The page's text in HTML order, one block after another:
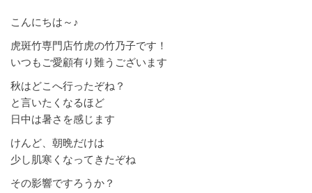
こんにちは～♪
虎斑竹専門店竹虎の竹乃子です！
いつもご愛顧有り難うございます
秋はどこへ行ったぞね？
と言いたくなるほど
日中は暑さを感じます
けんど、朝晩だけは
少し肌寒くなってきたぞね
その影響ですろうか？